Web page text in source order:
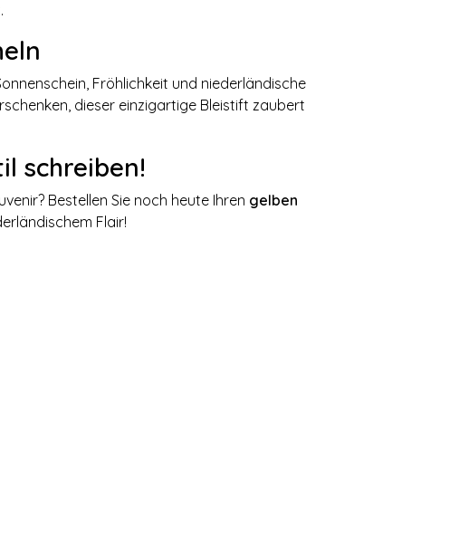
Fröhlichkeit und niederländische
dieser einzigartige Bleistift zaubert
schreiben!
Bestellen Sie noch heute Ihren gelben
Flair!